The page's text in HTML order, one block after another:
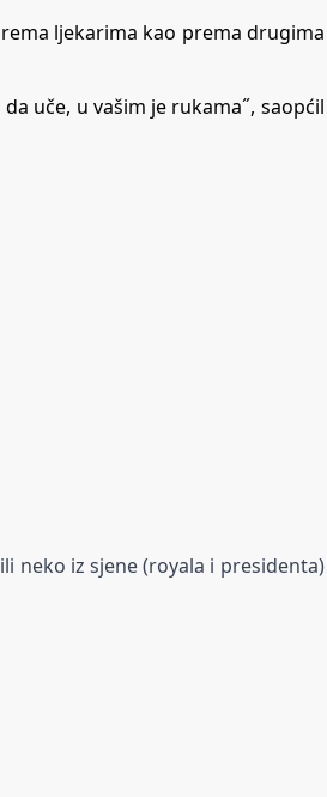
ljekarima kao prema drugima
uče, u vašim je rukama˝, saopćil
neko iz sjene (royala i presidenta)